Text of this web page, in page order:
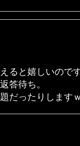
ると嬉しいので
答待ち。
だったりします